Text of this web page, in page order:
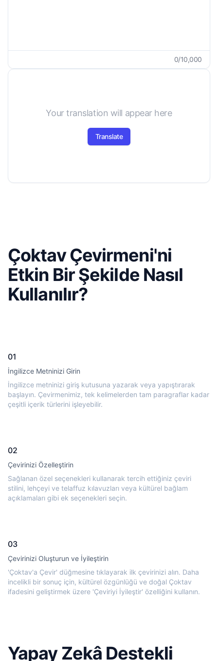
0/10,000
Your translation will appear here
Translate
Çoktav Çevirmeni'ni
Etkin Bir Şekilde Nasıl
Kullanılır?
01
İngilizce Metninizi Girin
İngilizce metninizi giriş kutusuna yazarak veya yapıştırarak
başlayın. Çevirmenimiz, tek kelimelerden tam paragraflar kadar
çeşitli içerik türlerini işleyebilir.
02
Çevirinizi Özelleştirin
Sağlanan özel seçenekleri kullanarak tercih ettiğiniz çeviri
stilini, lehçeyi ve telaffuz kılavuzları veya kültürel bağlam
açıklamaları gibi ek seçenekleri seçin.
03
Çevirinizi Oluşturun ve İyileştirin
'Çoktav'a Çevir' düğmesine tıklayarak ilk çevirinizi alın. Daha
incelikli bir sonuç için, kültürel özgünlüğü ve doğal Çoktav
ifadesini geliştirmek üzere 'Çeviriyi İyileştir' özelliğini kullanın.
Yapay Zekâ Destekli